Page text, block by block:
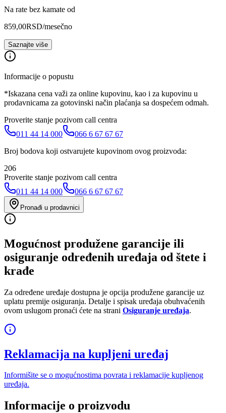
Na rate bez kamate od
859,00RSD/mesečno
Saznajte više
Informacije o popustu
*Iskazana cena važi za online kupovinu, kao i za kupovinu u
prodavnicama za gotovinski način plaćanja sa dospećem odmah.
Proverite stanje pozivom call centra
011 44 14 000
066 6 67 67 67
Broj bodova koji ostvarujete kupovinom ovog proizvoda:
206
Proverite stanje pozivom call centra
011 44 14 000
066 6 67 67 67
Pronađi u prodavnici
Mogućnost produžene garancije ili
osiguranje određenih uređaja od štete i
krađe
Za određene uređaje dostupna je opcija produžene garancije uz
uplatu premije osiguranja. Detalje i spisak uređaja obuhvaćenih
ovom uslugom pronaći ćete na strani Osiguranje uređaja.
Reklamacija na kupljeni uređaj
Informišite se o mogućnostima povrata i reklamacije kupljenog
uređaja.
Informacije o proizvodu